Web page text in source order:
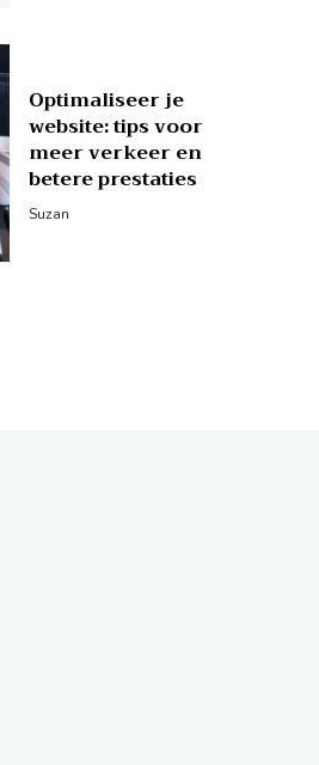
Optimaliseer je
website: tips voor
meer verkeer en
betere prestaties
Suzan